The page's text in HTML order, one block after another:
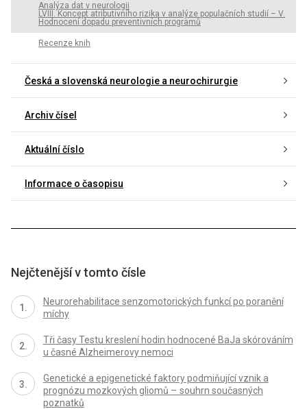
Analýza dat v neurologii
LVIII. Koncept atributivního rizika v analýze populačních studií – V.
Hodnocení dopadu preventivních programů
Recenze knih
Česká a slovenská neurologie a neurochirurgie
Archiv čísel
Aktuální číslo
Informace o časopisu
Nejčtenější v tomto čísle
Neurorehabilitace senzomotorických funkcí po poranění
míchy
Tři časy Testu kreslení hodin hodnocené BaJa skórováním
u časné Alzheimerovy nemoci
Genetické a epigenetické faktory podmiňující vznik a
prognózu mozkových gliomů – souhrn současných
poznatků